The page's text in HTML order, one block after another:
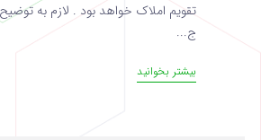
تقویم املاک خواهد بود . لازم به
ج...
بیشتر بخوانید